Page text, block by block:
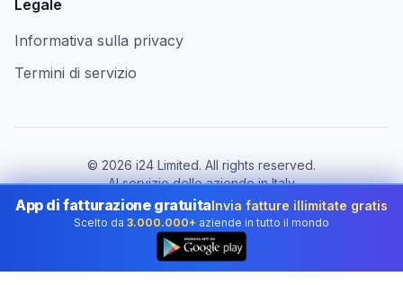
Legale
Informativa sulla privacy
Termini di servizio
© 2026 i24 Limited. All rights reserved.
Al servizio delle aziende in Italy
Cambia paese:
Italy
App di fatturazione gratuitaInvia fatture illimitate gratis
Scelto da 3.000.000+ aziende in tutto il mondo
👆